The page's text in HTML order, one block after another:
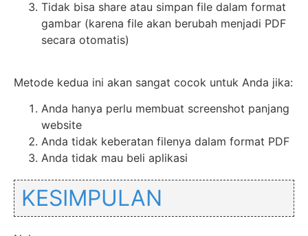
Tidak bisa share atau simpan file dalam format
gambar (karena file akan berubah menjadi PDF
secara otomatis)
Metode kedua ini akan sangat cocok untuk Anda jika:
Anda hanya perlu membuat screenshot panjang
website
Anda tidak keberatan filenya dalam format PDF
Anda tidak mau beli aplikasi
KESIMPULAN